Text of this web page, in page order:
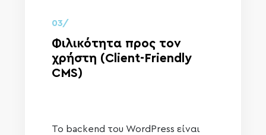
03/
Φιλικότητα προς τον
χρήστη (Client-Friendly
CMS)
Το backend του WordPress είναι